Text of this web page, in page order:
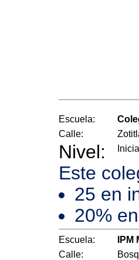
Escuela:
Calle:
Nivel:
Este
25 en
20%
Escuela:
Calle: